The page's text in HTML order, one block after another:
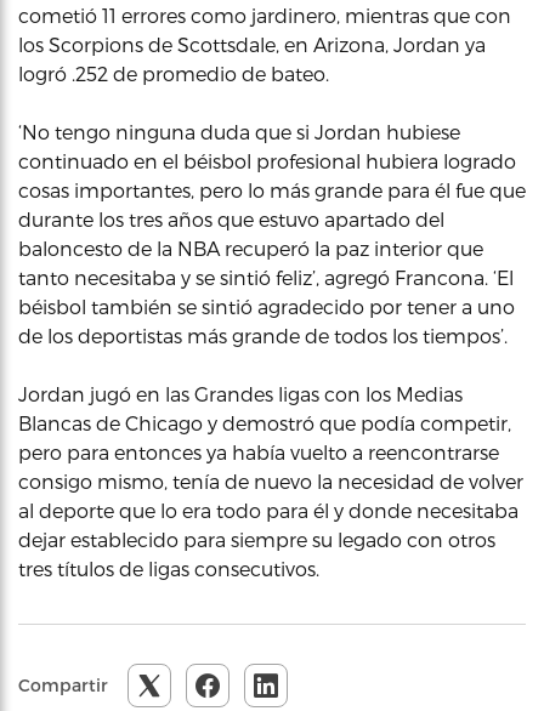
cometió 11 errores como jardinero, mientras que con
los Scorpions de Scottsdale, en Arizona, Jordan ya
logró .252 de promedio de bateo.
‘No tengo ninguna duda que si Jordan hubiese
continuado en el béisbol profesional hubiera logrado
cosas importantes, pero lo más grande para él fue que
durante los tres años que estuvo apartado del
baloncesto de la NBA recuperó la paz interior que
tanto necesitaba y se sintió feliz’, agregó Francona. ‘El
béisbol también se sintió agradecido por tener a uno
de los deportistas más grande de todos los tiempos’.
Jordan jugó en las Grandes ligas con los Medias
Blancas de Chicago y demostró que podía competir,
pero para entonces ya había vuelto a reencontrarse
consigo mismo, tenía de nuevo la necesidad de volver
al deporte que lo era todo para él y donde necesitaba
dejar establecido para siempre su legado con otros
tres títulos de ligas consecutivos.
Compartir